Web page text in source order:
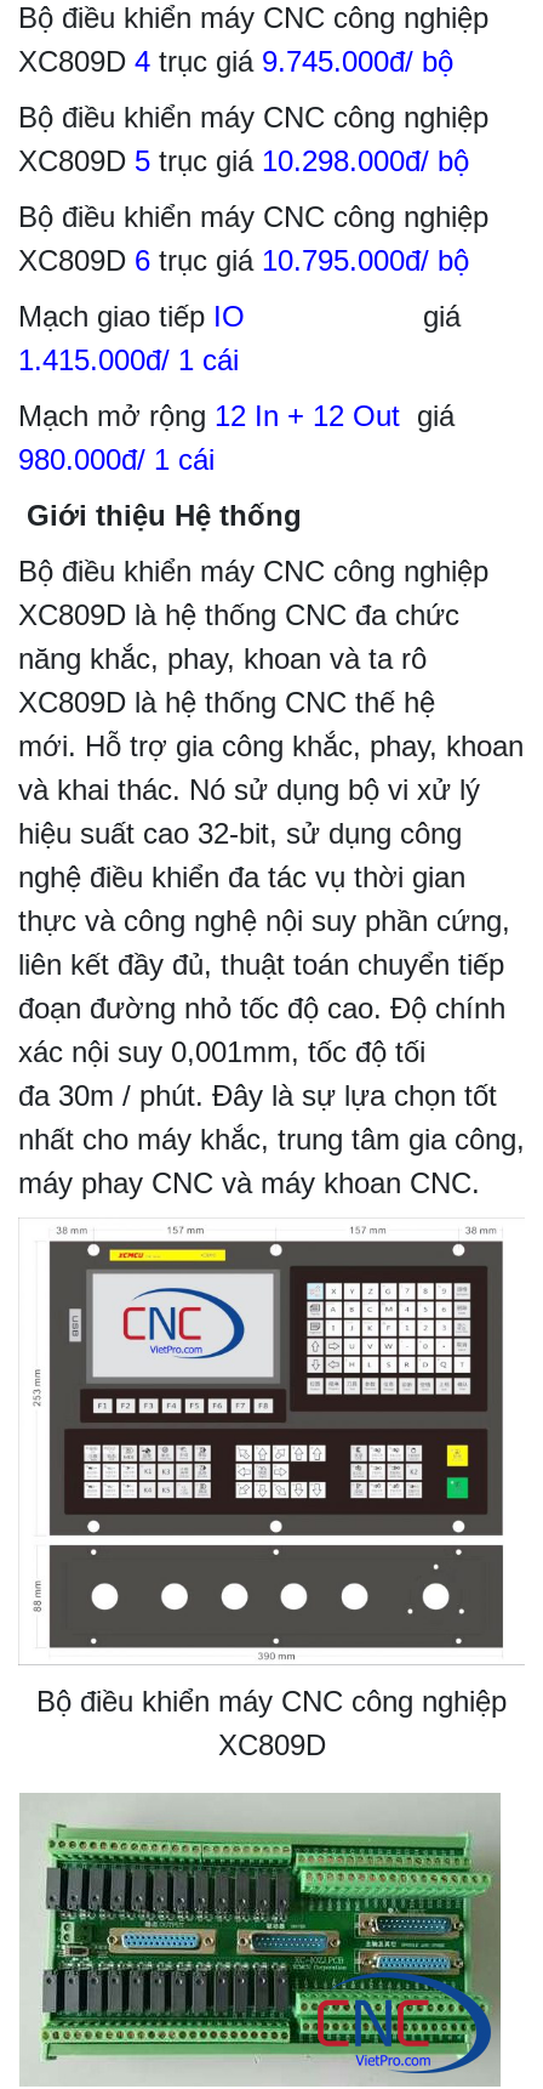
Bộ điều khiển máy CNC công nghiệp
XC809D 4 trục giá 9.745.000đ/ bộ
Bộ điều khiển máy CNC công nghiệp
XC809D 5 trục giá 10.298.000đ/ bộ
Bộ điều khiển máy CNC công nghiệp
XC809D 6 trục giá 10.795.000đ/ bộ
Mạch giao tiếp IO
giá
1.415.000đ/ 1 cái
Mạch mở rộng 12 In + 12 Out giá
980.000đ/ 1 cái
Giới thiệu Hệ thống
Bộ điều khiển máy CNC công nghiệp
XC809D là hệ thống CNC đa chức
năng khắc, phay, khoan và ta rô
XC809D là hệ thống CNC thế hệ
mới. Hỗ trợ gia công khắc, phay, khoan
và khai thác. Nó sử dụng bộ vi xử lý
hiệu suất cao 32-bit, sử dụng công
nghệ điều khiển đa tác vụ thời gian
thực và công nghệ nội suy phần cứng,
liên kết đầy đủ, thuật toán chuyển tiếp
đoạn đường nhỏ tốc độ cao. Độ chính
xác nội suy 0,001mm, tốc độ tối
đa 30m / phút. Đây là sự lựa chọn tốt
nhất cho máy khắc, trung tâm gia công,
máy phay CNC và máy khoan CNC.
Bộ điều khiển máy CNC công nghiệp
XC809D